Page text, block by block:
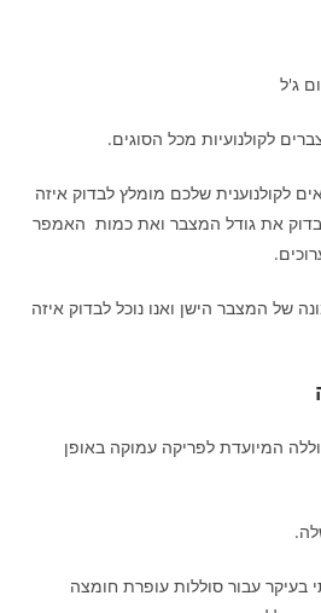
ג'ל
לקולנועיות מכל הסוגים.
לקולנוענית שלכם מומלץ לבדוק איזה
את גודל המצבר ואת כמות האמפר
של המצבר הישן ואנו נוכל לבדוק איזה
המיועדת לפריקה עמוקה באופן
עבור סוללות עופרת חומצה